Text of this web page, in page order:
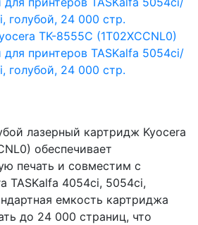
лазерный картридж Kyocera
обеспечивает
печать и совместим с
TASKalfa 4054ci, 5054ci,
емкость картриджа
до 24 000 страниц, что